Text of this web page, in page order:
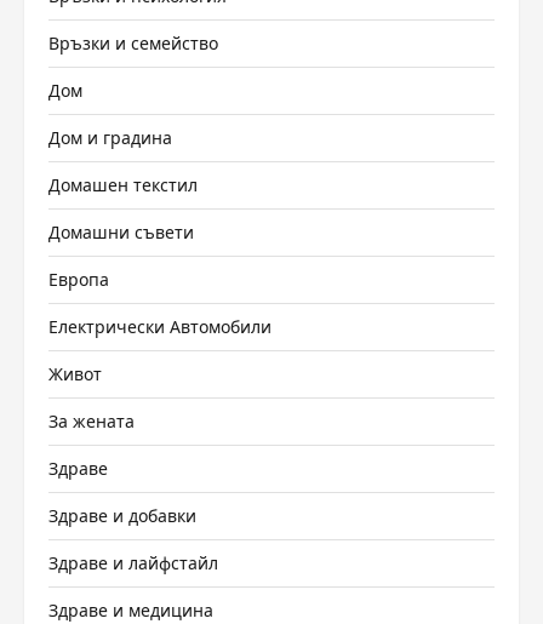
Връзки и семейство
Дом
Дом и градина
Домашен текстил
Домашни съвети
Европа
Електрически Автомобили
Живот
За жената
Здраве
Здраве и добавки
Здраве и лайфстайл
Здраве и медицина